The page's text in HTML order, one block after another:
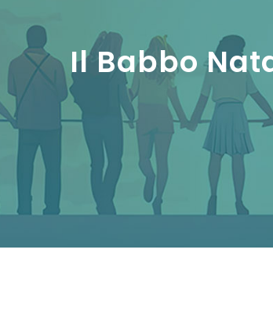
Il Babbo